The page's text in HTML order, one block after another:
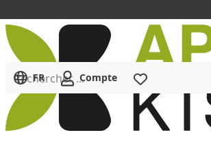
Menu
Rechercher ...
FR Compte